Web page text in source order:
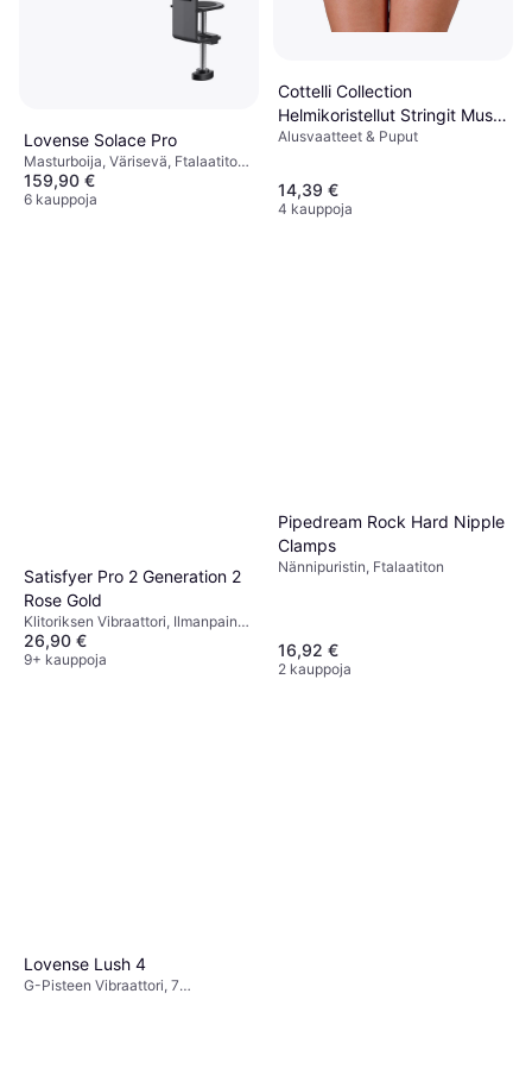
Lovense Solace Pro
Masturboija, Värisevä, Ftalaatiton,
Sovelluksella ohjattava
159,90 €
6 kauppoja
Cottelli Collection
Helmikoristellut Stringit Musta
S/M
Alusvaatteet & Puput
14,39 €
4 kauppoja
Satisfyer Pro 2 Generation 2
Rose Gold
Klitoriksen Vibraattori, Ilmanpaine
Vibraattori, 11 Värinäkuviot,
Samettisen Sileä, Värisevä,
26,90 €
9+ kauppoja
Pipedream Rock Hard Nipple
Clamps
Nännipuristin, Ftalaatiton
16,92 €
2 kauppoja
Lovense Lush 4
G-Pisteen Vibraattori, 7